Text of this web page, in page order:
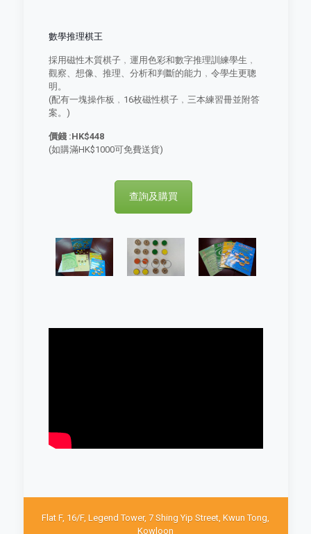
數學推理棋王
採用磁性木質棋子﹐運用色彩和數字推理訓練學生﹐
觀察、想像、推理、分析和判斷的能力﹐令學生更聰
明。
(配有一塊操作板﹐16枚磁性棋子﹐三本練習冊並附答
案。)
價錢 :HK$448
(如購滿HK$1000可免費送貨)
查詢及購買
Flat F, 16/F, Legend Tower, 7 Shing Yip Street, Kwun Tong,
Kowloon